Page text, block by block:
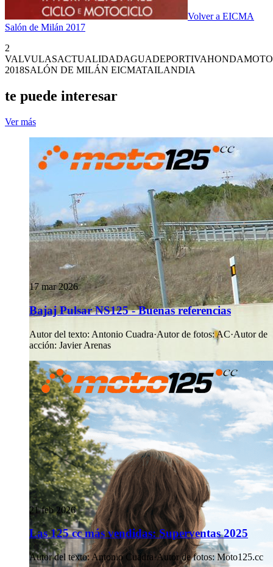
Volver a EICMA
Salón de Milán 2017
2
VALVULASACTUALIDADAGUADEPORTIVAHONDA
2018SALÓN DE MILÁN EICMATAILANDIA
te puede interesar
Ver más
17 mar 2026
Bajaj Pulsar NS125 - Buenas referencias
Autor del texto: Antonio Cuadra·Autor de fotos:AC·Autor de
acción: Javier Arenas
21 feb 2026
Las 125 cc más vendidas: Superventas 2025
Autor del texto:Antonio Cuadra·Autor de fotos: Moto125.cc